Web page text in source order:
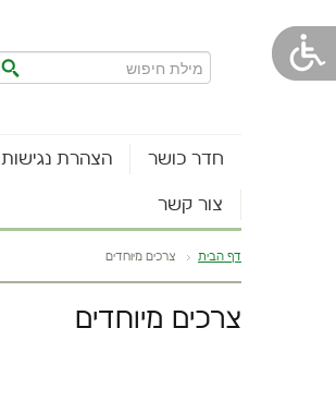
חדר כושר הצהרת נגישות
צור קשר
דף הבית צרכים מיוחדים
צרכים מיוחדים